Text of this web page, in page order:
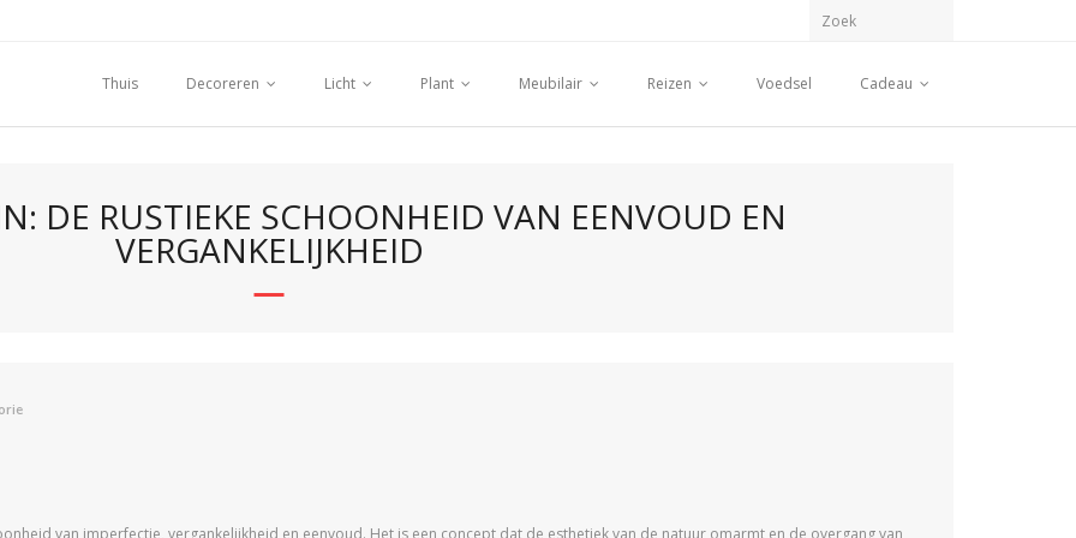
Thuis
Decoreren Licht Plant Meubilair Reizen Voedsel Cadeau
DE RUSTIEKE SCHOONHEID VAN EENVOUD EN
VERGANKELIJKHEID